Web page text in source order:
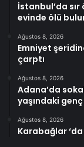
İstanbul’da sır
evinde ölü
Ağustos 8, 2026
Emniyet
çarptı
Ağustos 8, 2026
Adana’da
yaşındaki
Ağustos 8, 2026
Karabağlar